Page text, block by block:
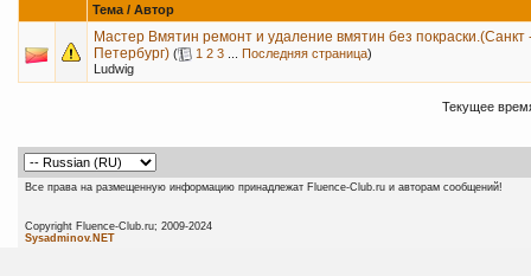
Тема / Автор
Мастер Вмятин ремонт и удаление вмятин без покраски.(Санкт
Петербург) ( 1 2 3 Последняя страница)
Ludwig
Текущее
Все права на размещенную информацию принадлежат Fluence-Club.ru и авторам сообщений!
Copyright Fluence-Club.ru;
Sysadminov.NET